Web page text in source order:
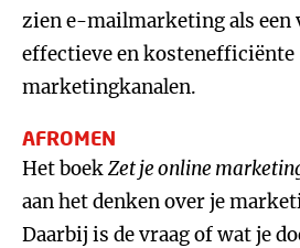
zien e-mailmarketing als een
effectieve en kostenefficiënte
marketingkanalen.
AFROMEN
Het boekZet je online
aan het denken over je
Daarbij is de vraag of wat je